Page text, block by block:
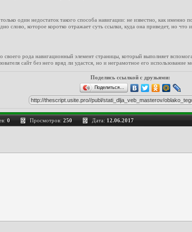
один недостаток такого способа навигации: не известно, как именно
слово, которое коротко отражает суть ссылки, куда она приведет, но
своего рода навигационный элемент страницы, который выполняет
сайт без него вряд ли удастся, но и неграмотное его использование
Поделись ссылкой с друзьями:
Поделиться…
0 Просмотров: 250 Дата: 12.06.2017